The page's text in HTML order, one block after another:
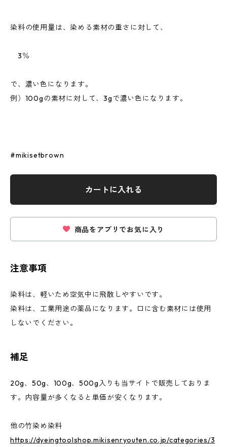
染料の使用量は、染める素材の重さに対して、
3％
で、濃い色になります。
例）100gの素材に対して、3gで濃い色になります。
#mikisetbrown
カートに入れる
商品をアプリでお気に入り
注意事項
染料は、軽いため空気中に飛散しやすいです。
染料は、工業用途の薬品になります。口に含む素材には使用
しないでください。
補足
20g、50g、100g、500g入りも当サイトで販売しておりま
す。内容量が多くなると単価が安くなります。
他の竹染め染料
https://dyeingtoolshop.mikisenryouten.co.jp/categories/3